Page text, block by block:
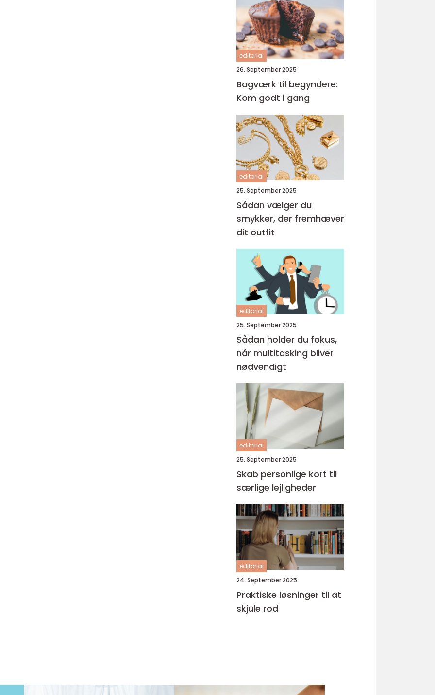
editorial
26. September 2025
Bagværk til begyndere:
Kom godt i gang
editorial
25. September 2025
Sådan vælger du
smykker, der fremhæver
dit outfit
editorial
25. September 2025
Sådan holder du fokus,
når multitasking bliver
nødvendigt
editorial
25. September 2025
Skab personlige kort til
særlige lejligheder
editorial
24. September 2025
Praktiske løsninger til at
skjule rod